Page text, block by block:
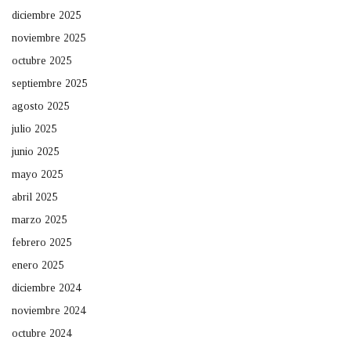
diciembre 2025
noviembre 2025
octubre 2025
septiembre 2025
agosto 2025
julio 2025
junio 2025
mayo 2025
abril 2025
marzo 2025
febrero 2025
enero 2025
diciembre 2024
noviembre 2024
octubre 2024